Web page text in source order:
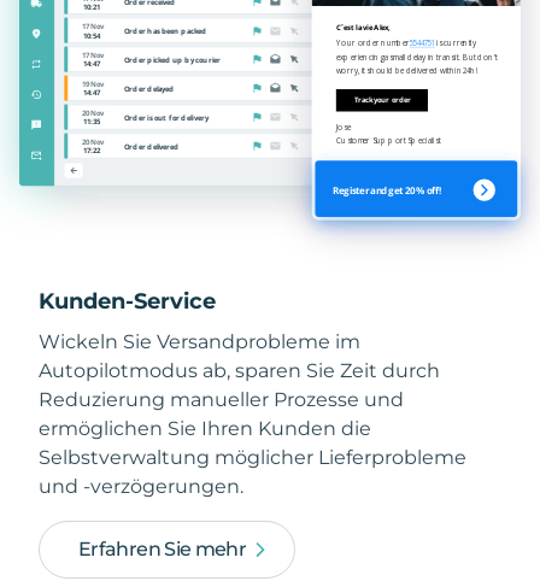
Kunden-Service
Wickeln Sie Versandprobleme im
Autopilotmodus ab, sparen Sie Zeit durch
Reduzierung manueller Prozesse und
ermöglichen Sie Ihren Kunden die
Selbstverwaltung möglicher Lieferprobleme
und -verzögerungen.
Erfahren Sie mehr